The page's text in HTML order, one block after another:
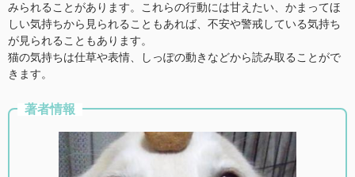
みられることがあります。これらの行動には甘えたい、かまってほ
しい気持ちから見られることもあれば、不安や警戒している気持ち
が見られることもあります。
猫の気持ちは仕草や表情、しっぽの動きなどから読み取ることがで
きます。
著者情報